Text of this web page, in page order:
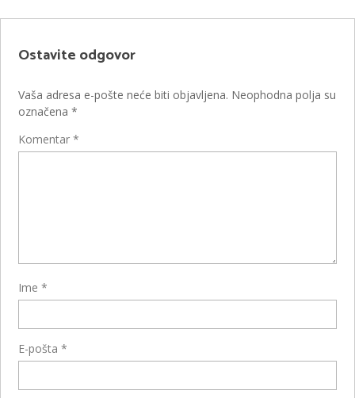
Ostavite odgovor
Vaša adresa e-pošte neće biti objavljena. Neophodna polja su
označena*
Komentar*
Ime*
E-pošta*